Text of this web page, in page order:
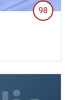
98